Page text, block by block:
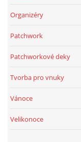
Organizéry
Patchwork
Patchworkové deky
Tvorba pro vnuky
Vánoce
Velikonoce